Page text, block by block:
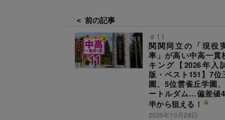
＜ 前の記事
＃11
関関同立の「現役
率」が高い中高一貫
キング【2026年入
版・ベスト151】7位
園、5位雲雀丘学園
ートルダム…偏差値
半から狙える！
2025年10月28日